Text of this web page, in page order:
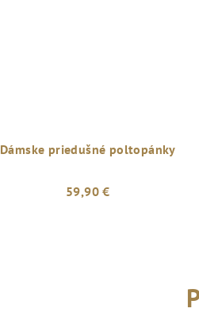
Dámske priedušné poltopánky
59,90 €